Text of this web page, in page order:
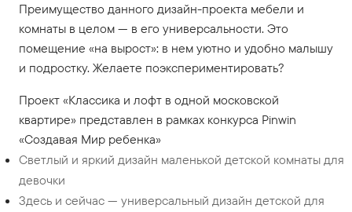
Преимущество данного дизайн-проекта мебели и
комнаты в целом — в его универсальности. Это
помещение «на вырост»: в нем уютно и удобно малышу
и подростку. Желаете поэкспериментировать?
Проект «Классика и лофт в одной московской
квартире» представлен в рамках конкурса Pinwin
«Создавая Мир ребенка»
Светлый и яркий дизайн маленькой детской комнаты для
девочки
Здесь и сейчас — универсальный дизайн детской для